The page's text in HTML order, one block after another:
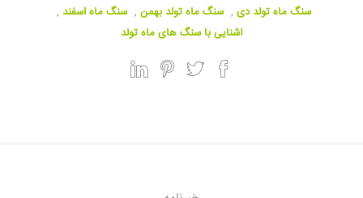
سنگ ماه تولد دی , سنگ ماه تولد بهمن , سنگ ماه اسفند ,
آشنایی با سنگ های ماه تولد